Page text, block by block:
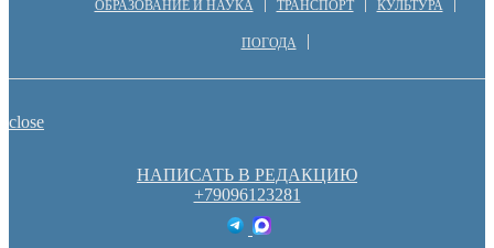
ОБРАЗОВАНИЕ И НАУКА ТРАНСПОРТ КУЛЬТУРА
ПОГОДА
close
НАПИСАТЬ В РЕДАКЦИЮ
+79096123281